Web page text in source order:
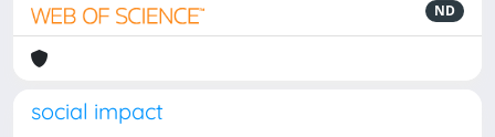
ND
social impact